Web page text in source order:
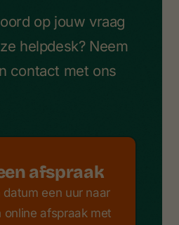
op jouw vraag
helpdesk? Neem
contact met ons
afspraak
een uur naar
online afspraak met